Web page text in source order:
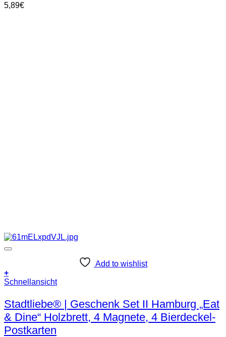
5,89€
Add to wishlist
+
Schnellansicht
Stadtliebe® | Geschenk Set II Hamburg „Eat
& Dine“ Holzbrett, 4 Magnete, 4 Bierdeckel-
Postkarten